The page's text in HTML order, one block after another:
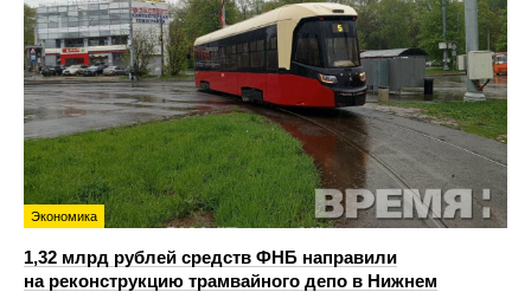
Экономика
1,32 млрд рублей средств ФНБ направили
на реконструкцию трамвайного депо в Нижнем